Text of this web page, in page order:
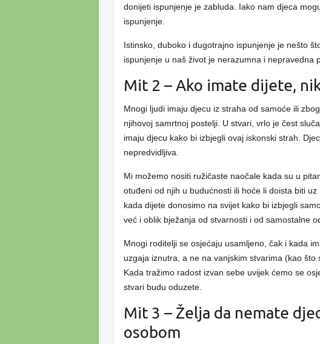
donijeti ispunjenje je zabluda. Iako nam djeca
ispunjenje.
Istinsko, duboko i dugotrajno ispunjenje je nešto
ispunjenje u naš život je nerazumna i nepravedna
Mit 2 – Ako imate dijete,
Mnogi ljudi imaju djecu iz straha od samoće ili
njihovoj samrtnoj postelji. U stvari, vrlo je čest
imaju djecu kako bi izbjegli ovaj iskonski strah.
nepredvidljiva.
Mi možemo nositi ružičaste naočale kada su u
otuđeni od njih u budućnosti ili hoće li doista biti
kada dijete donosimo na svijet kako bi izbjegli
već i oblik bježanja od stvarnosti i od samostalne
Mnogi roditelji se osjećaju usamljeno, čak i kada
uzgaja iznutra, a ne na vanjskim stvarima (kao što
Kada tražimo radost izvan sebe uvijek ćemo se
stvari budu oduzete.
Mit 3 – Želja da nemate
osobom